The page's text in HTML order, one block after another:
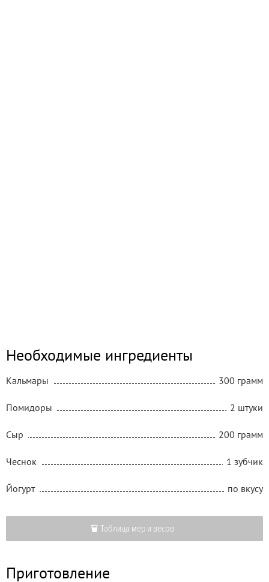
Необходимые ингредиенты
Кальмары 300 грамм
Помидоры 2 штуки
Сыр 200 грамм
Чеснок 1 зубчик
Йогурт по вкусу
Таблица мер и весов
Приготовление